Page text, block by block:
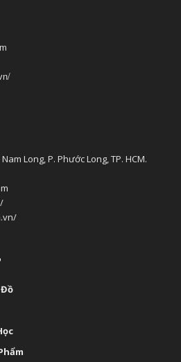
Long, P. Phước Long, TP. HCM.